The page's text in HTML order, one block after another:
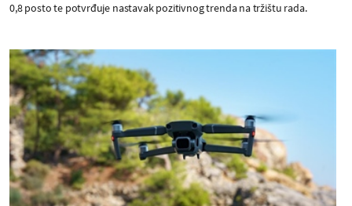
0,8 posto te potvrđuje nastavak pozitivnog trenda na tržištu rada.